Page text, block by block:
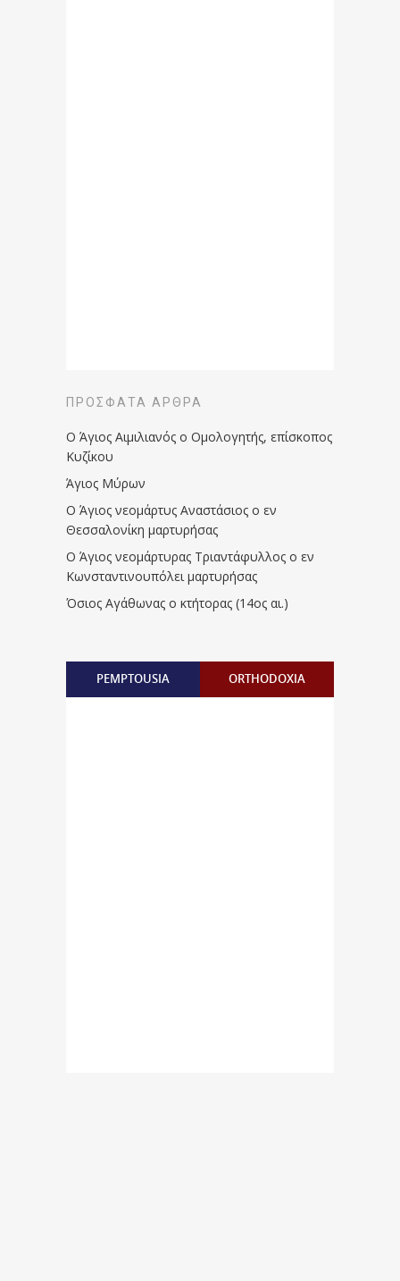
ΠΡΌΣΦΑΤΑ ΆΡΘΡΑ
Ο Άγιος Αιμιλιανός ο Ομολογητής, επίσκοπος
Κυζίκου
Άγιος Μύρων
Ο Άγιος νεομάρτυς Αναστάσιος ο εν
Θεσσαλονίκη μαρτυρήσας
Ο Άγιος νεομάρτυρας Τριαντάφυλλος ο εν
Κωνσταντινουπόλει μαρτυρήσας
Όσιος Αγάθωνας ο κτήτορας (14ος αι.)
PEMPTOUSIA ORTHODOXIA